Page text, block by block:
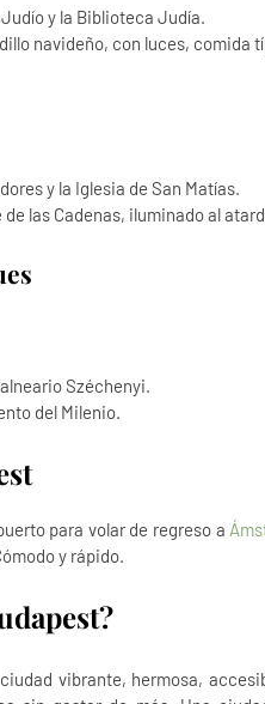
y la Biblioteca Judía.
navideño, con luces, comida
y la Iglesia de San Matías.
las Cadenas, iluminado al
Széchenyi.
del Milenio.
para volar de regreso a
y rápido.
vibrante, hermosa,